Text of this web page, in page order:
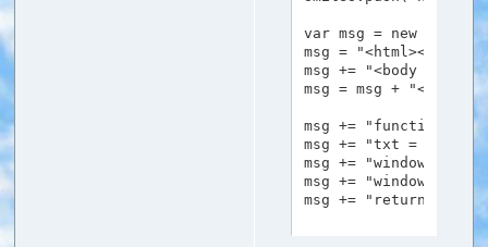
var msg = new
msg =
msg += "<body
msg = msg + "<" +
msg += "function
msg += "txt =
msg +=
msg +=
msg += "return
msg = msg + "</" +